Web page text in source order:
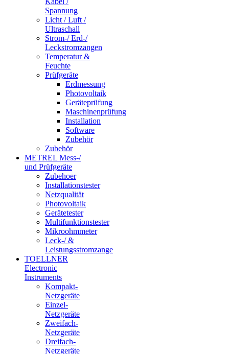
Spannung
Licht / Luft /
Ultraschall
Strom-/ Erd-/
Leckstromzangen
Temperatur &
Feuchte
Prüfgeräte
Erdmessung
Photovoltaik
Geräteprüfung
Maschinenprüfung
Installation
Software
Zubehör
Zubehör
METREL Mess-/
und Prüfgeräte
Zubehoer
Installationstester
Netzqualität
Photovoltaik
Gerätetester
Multifunktionstester
Mikroohmmeter
Leck-/ &
Leistungsstromzange
TOELLNER
Electronic
Instruments
Kompakt-
Netzgeräte
Einzel-
Netzgeräte
Zweifach-
Netzgeräte
Dreifach-
Netzgeräte